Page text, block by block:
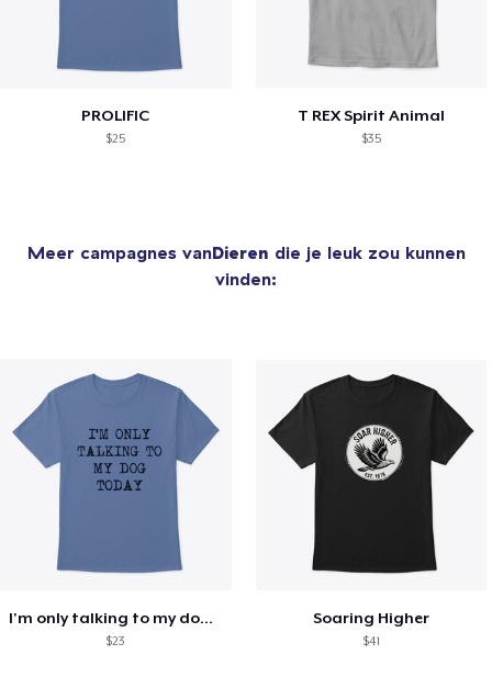
PROLIFIC
$25
T REX Spirit Animal
$35
Meer campagnes vanDieren die je leuk zou kunnen
vinden:
I'm only talking to my dog today
$23
Soaring Higher
$41